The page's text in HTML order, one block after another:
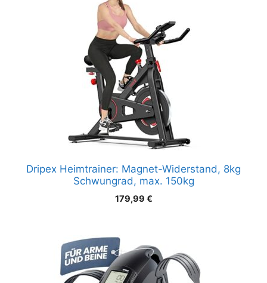
Dripex Heimtrainer: Magnet-Widerstand, 8kg
Schwungrad, max. 150kg
179,99 €